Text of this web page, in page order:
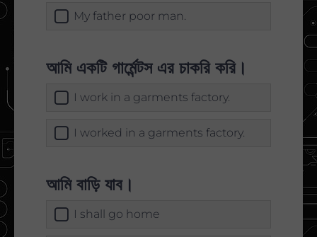
My father poor man.
আমি একটি গার্মেন্টস এর চাকরি করি।
I work in a garments factory.
I worked in a garments factory.
আমি বাড়ি যাব।
I shall go home